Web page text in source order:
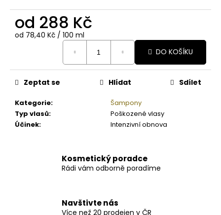
od 288 Kč
Měrná
od 78,40 Kč / 100 ml
DO KOŠÍKU
Kategorie:
Šampony
Typ vlasů:
Poškozené vlasy
Účinek: Intenzivní obnova
Zeptat se Hlídat Sdílet
Kosmetický poradce
Rádi vám odborně poradíme
Navštivte nás
Více než 20 prodejen v ČR